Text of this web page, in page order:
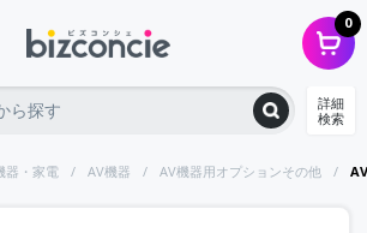
0
詳細
検索
器・家電 AV機器 AV機器用オプションその他